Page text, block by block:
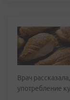
Врач
употребление